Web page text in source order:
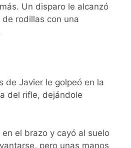
Un disparo le alcanzó
rodillas con una
de Javier le golpeó en la
del rifle, dejándole
el brazo y cayó al suelo
pero unas manos